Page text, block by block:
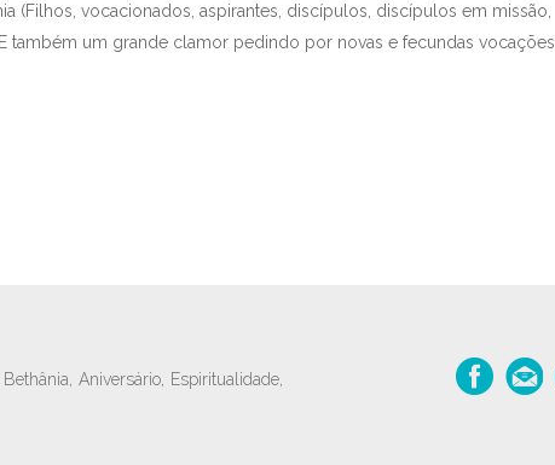
(Filhos, vocacionados, aspirantes, discípulos, discípulos em missão,
também um grande clamor pedindo por novas e fecundas vocações
Aniversário,
Espiritualidade,